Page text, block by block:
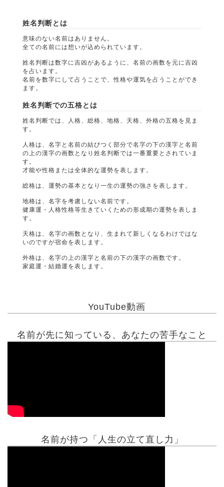
姓名判断とは
意味のない名前はありません。
全ての名前には想いが込められています。
姓名判断は数字に吉凶があるように、名前の画数を元に吉凶
を占います。
名前を数字にして占うことで、性格や運気を占うことができ
ます。
姓名判断での五格とは
姓名判断では、人格、総格、地格、天格、外格の五格を見ま
す。
人格は、名字と名前の結びつく部分で名字の下の漢字と名前
の上の漢字の画数となり姓名判断では一番重要とされていま
す。
才能や性格または全体的な運勢を表します。
総格は、運勢の基本となり一生の運勢の強さを表します。
地格は、名字を考慮しない名前です。
健康運・人格性格等生きていくための形成期の運勢を表しま
す。
天格は、名字の画数となり、生まれて新しくなるわけではな
いのですが宿命を表します。
外格は、名字の上の漢字と名前の下の漢字の画数です。
家庭運・結婚運を表します。
YouTube動画
名前が先に知っている、あなたの苦手なこと
名前が持つ「人生の立て直し力」